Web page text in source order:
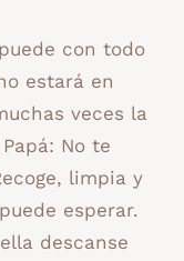
con todo
estará en
veces la
No te
limpia y
esperar.
descanse